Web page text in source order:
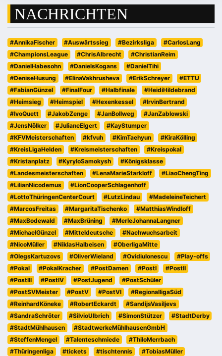
NACHRICHTEN
#AnnikaFischer #Auswärtssieg #Bezirksliga
#CarlosLang
#ChampionsLeague
#ChrisAlbrecht
#ChristianReim
#DanielHabesohn
#DanielsKogans
#DanielTihi
#DeniseHusung
#ElinaVakhrusheva #ErikSchreyer
#ETTU
#FabianGünzel
#FinalFour #Halbfinale
#HeidiHildebrand
#Heimsieg
#Heimspiel #Hexenkessel
#IrvinBertrand
#IvoQuett
#JakobZenge #JanBollweg
#JanZablowski
#JensNölker
#JulianeElgert
#KayStumper
#KFVMeisterschaften
#kfvuh #KimTaehyun
#KiraKölling
#KreisLigaHelden
#Kreismeisterschaften
#Kreispokal
#Kristanplatz
#KyryloSamokysh
#Königsklasse
#Landesmeisterschaften
#LenaMarieStarkloff
#LiaoChengTing
#LilianNicodemus
#LionCooperSchlagenhoff
#LottoThüringenCenterCourt
#LutzLindau
#MadeleineTeichert
#MarcosFreitas
#MargaritaTischenko
#MatthiasWindloff
#MaxBodewald
#MaxBrüning
#MerleJohannaLangner
#MichaelGünzel
#Mitteldeutsche
#Nachwuchsarbeit
#NicoMüller
#NiklasHalbeisen
#OberligaMitte
#OlegsKartuzovs
#OliverWieland #OvidiuIonescu
#Play-offs
#Pokal
#PokalKracher #PostDamen #PostI
#PostII
#PostIII
#PostIV #PostJugend
#PostSchüler
#PostSVMeister
#PostV #PostVI
#RegionalligaSüd
#ReinhardKöneke
#RobertEckardt
#SandijsVasiljevs
#SandraSchröter
#SilvioUlbrich #SimonStützer
#StadtDerby
#StadtMühlhausen
#StadtwerkeMühlhausenGmbH
#SteffenMengel
#Talenteschmiede
#ThiloMerrbach
#Thüringenliga
#tickets #tischtennis
#TobiasMüller